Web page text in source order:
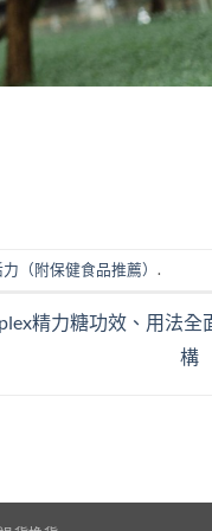
（附保健食品推薦） .
精力糖功效、用法全
構